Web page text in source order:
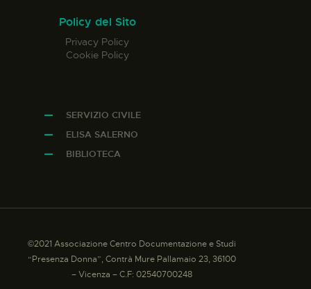
Policy del Sito
Privacy Policy
Cookie Policy
SERVIZIO CIVILE
ELISA SALERNO
BIBLIOTECA
©2021 Associazione Centro Documentazione e Studi
“Presenza Donna”, Contrà Mure Pallamaio 23, 36100
– Vicenza – C.F: 02540700248